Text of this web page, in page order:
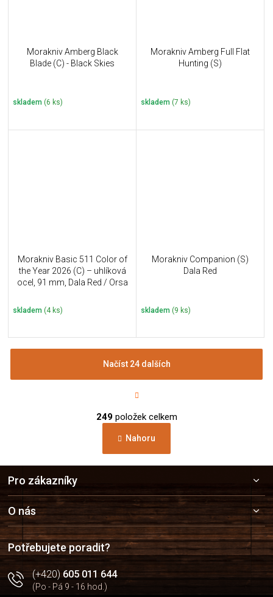
Morakniv Amberg Black
Blade (C) - Black Skies
skladem (6 ks)
Morakniv Amberg Full Flat
Hunting (S)
skladem (7 ks)
Morakniv Basic 511 Color of
the Year 2026 (C) – uhlíková
ocel, 91 mm, Dala Red / Orsa
skladem (4 ks)
Morakniv Companion (S)
Dala Red
skladem (9 ks)
v
á
d
a
p
r
v
k
y
v
p
i
Načíst 24 dalších
t
á
n
k
v
á
249položek celkem
Nahoru
a
t
í
Pro zákazníky
O nás
Potřebujete poradit?
(+420)605 011 644
(Po - Pá 9 - 16 hod.)